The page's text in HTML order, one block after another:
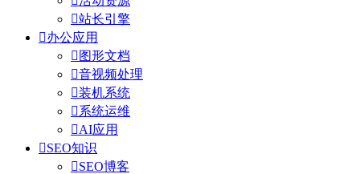
站长引擎
办公应用
 图形文档
音视频处理
装机系统
系统运维
AI应用
SEO知识
SEO博客